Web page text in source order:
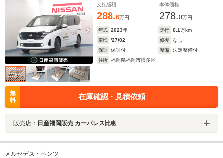
支払総額
288.6万円
本体価格
278.0万円
年式 2023年 走行 0.1万km
車検
'27/02 修復
なし
保証
保証付 整備
法定整備付
住所
福岡県福岡市博多区
無
料
在庫確認・見積依頼
販売店： 日産福岡販売 カーパレス比恵
メルセデス・ベンツ